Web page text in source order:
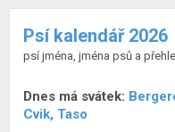
Psí kalendář 2026
psí jména, jména psů a
Dnes má svátek:
Cvik, Taso